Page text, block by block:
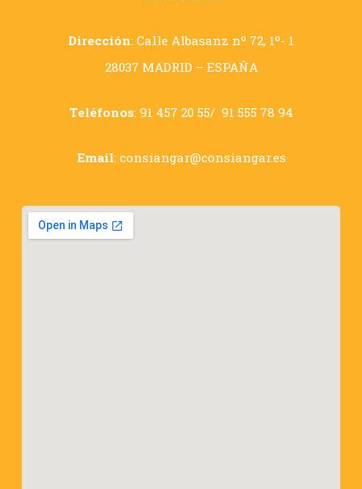
Dirección: Calle Albasanz nº 72, 1º- 1
28037 MADRID – ESPAÑA
Teléfonos: 91 457 20 55/ 91 555 78 94
Email: consiangar@consiangar.es